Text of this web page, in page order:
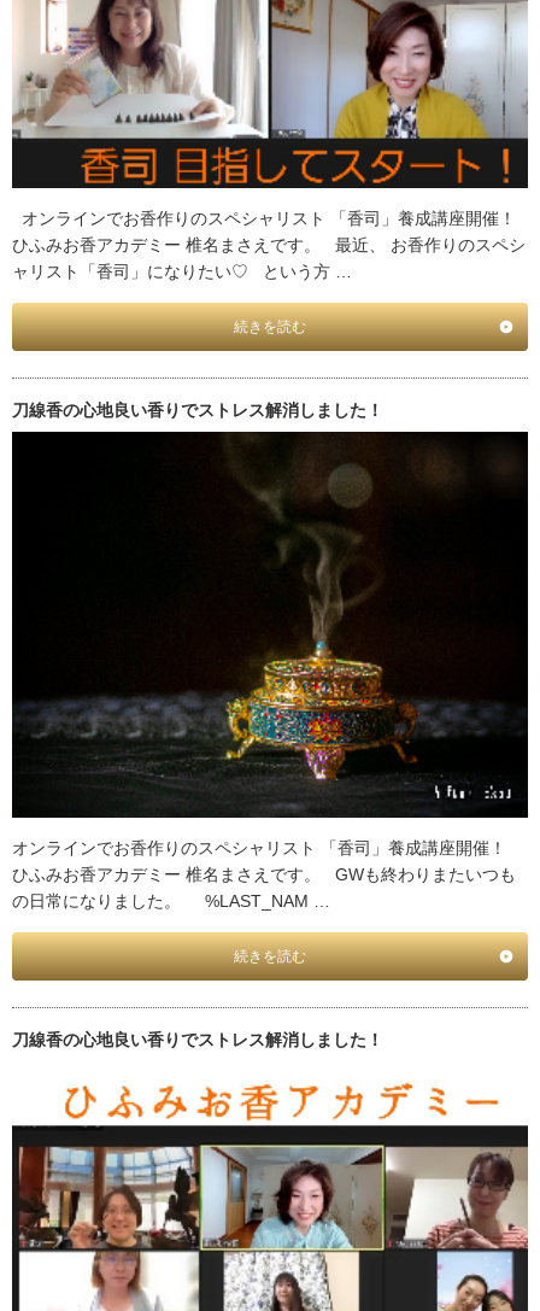
オンラインでお香作りのスペシャリスト 「香司」養成講座開催！
ひふみお香アカデミー 椎名まさえです。 最近、 お香作りのスペシ
ャリスト「香司」になりたい♡ という方 …
続きを読む
刀線香の心地良い香りでストレス解消しました！
オンラインでお香作りのスペシャリスト 「香司」養成講座開催！
ひふみお香アカデミー 椎名まさえです。 GWも終わりまたいつも
の日常になりました。 %LAST_NAM …
続きを読む
刀線香の心地良い香りでストレス解消しました！